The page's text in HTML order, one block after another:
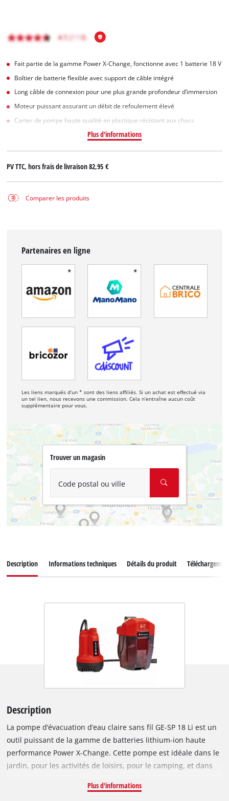
Fait partie de la gamme Power X-Change, fonctionne avec 1 batterie 18 V
Boîtier de batterie flexible avec support de câble intégré
Long câble de connexion pour une plus grande profondeur d’immersion
Moteur puissant assurant un débit de refoulement élevé
Carter de pompe haute qualité en plastique résistant aux chocs
Plus d'informations
PV TTC, hors frais de livraison82,95 €
Comparer les produits
Partenaires en ligne
Les liens marqués d’un * sont des liens affiliés. Si un achat est effectué via
un tel lien, nous recevons une commission. Cela n’entraîne aucun coût
supplémentaire pour vous.
Trouver un magasin
Code postal ou ville
Description Informations techniques Détails du produit
Description
La pompe d’évacuation d’eau claire sans fil GE-SP 18 Li est un
outil puissant de la gamme de batteries lithium-ion haute
performance Power X-Change. Cette pompe est idéale dans le
jardin, pour les activités de loisirs, pour le camping, et dans
raccordement à une alimentation électrique. Le long câble de
Plus d'informations